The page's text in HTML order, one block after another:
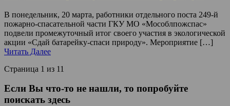
В понедельник, 20 марта, работники отдельного поста 249-й
пожарно-спасательной части ГКУ МО «Мособлпожспас»
подвели промежуточный итог своего участия в экологической
акции «Сдай батарейку-спаси природу». Мероприятие […]
Читать Далее
Страница 1 из 11
Если Вы что-то не нашли, то попробуйте
поискать здесь